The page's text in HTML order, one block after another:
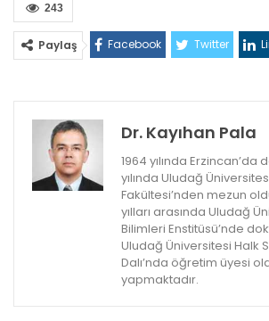
243
Paylaş Facebook Twitter
Dr. Kayıhan Pala
1964 yılında Erzincan’da
yılında Uludağ
Fakültesi’nden mezun
yılları arasında Uludağ
Bilimleri Enstitüsü’nde
Uludağ Üniversitesi Halk
Dalı’nda öğretim üyesi
yapmaktadır.